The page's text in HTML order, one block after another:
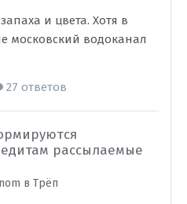
и цвета. Хотя в
московский водоканал
27 ответов
рассылаемые
в Трёп